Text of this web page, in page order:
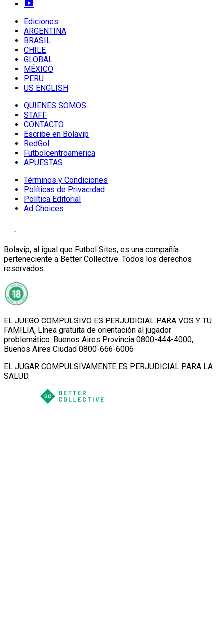
Ediciones
ARGENTINA
BRASIL
CHILE
GLOBAL
MÉXICO
PERU
US ENGLISH
QUIENES SOMOS
STAFF
CONTACTO
Escribe en Bolavip
RedGol
Futbolcentroamerica
APUESTAS
Términos y Condiciones
Políticas de Privacidad
Política Editorial
Ad Choices
Bolavip, al igual que Futbol Sites, es una compañía
perteneciente a Better Collective. Todos los derechos
reservados.
EL JUEGO COMPULSIVO ES PERJUDICIAL PARA VOS Y TU
FAMILIA, Línea gratuita de orientación al jugador
problemático: Buenos Aires Provincia 0800-444-4000,
Buenos Aires Ciudad 0800-666-6006
EL JUGAR COMPULSIVAMENTE ES PERJUDICIAL PARA LA
SALUD.